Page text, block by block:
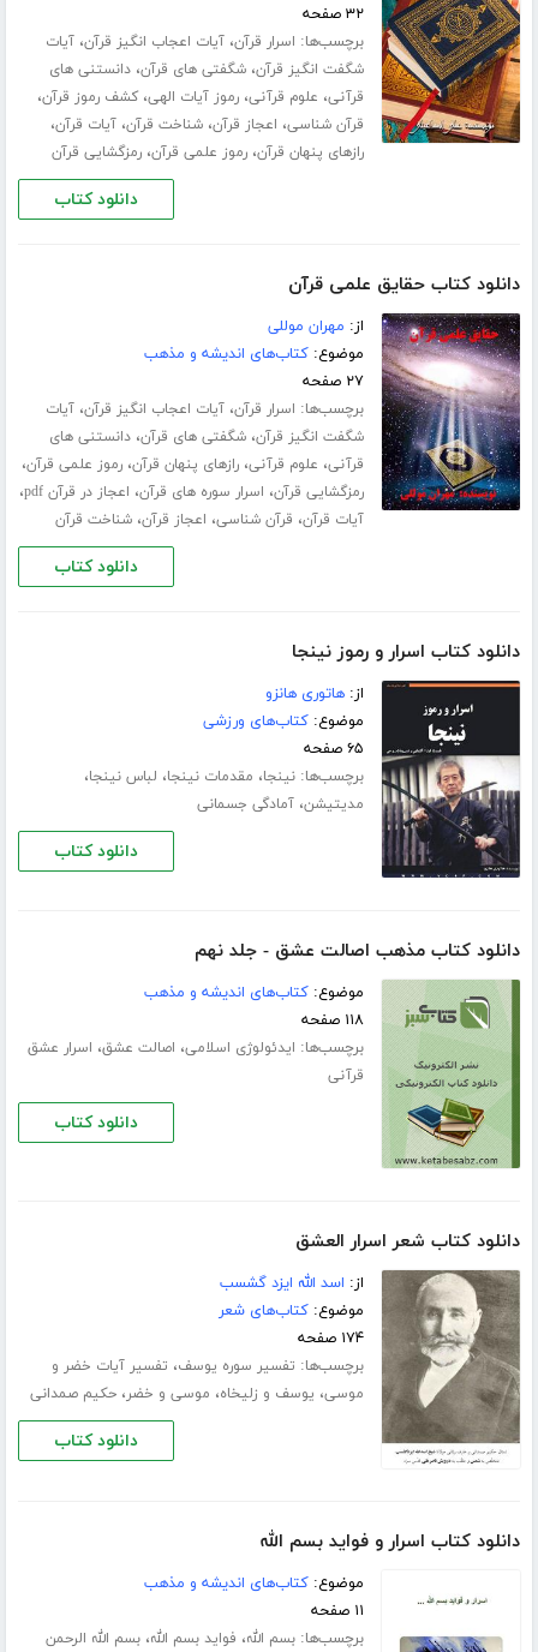
۳۲ صفحه
برچسب‌ها: اسرار قرآن،آیات اعجاب انگیز قرآن،آیات
شگفت انگیز قرآن،شگفتی های قرآن،دانستنی های
قرآنی، علوم قرآنی،رموز آیات الهی،کشف رموز قرآن،
قرآن شناسی، اعجاز قرآن،شناخت قرآن،آیات قرآن،
رازهای پنهان قرآن،رموز علمی قرآن،رمزگشایی قرآن
دانلود کتاب
دانلود کتاب حقایق علمی قرآن
از: مهران موللی
موضوع:کتاب‌های اندیشه و مذهب
۲۷ صفحه
برچسب‌ها: اسرار قرآن،آیات اعجاب انگیز قرآن،آیات
شگفت انگیز قرآن،شگفتی های قرآن،دانستنی های
قرآنی، علوم قرآنی،رازهای پنهان قرآن،رموز علمی قرآن،
رمزگشایی قرآن، اسرار سوره های قرآن، اعجاز در قرآن pdf ،
آیات قرآن، قرآن شناسی، اعجاز قرآن،شناخت قرآن
دانلود کتاب
دانلود کتاب اسرار و رموز نینجا
از:هاتوری هانزو
موضوع:کتاب‌های ورزشی
۶۵ صفحه
برچسب‌ها:نینجا، مقدمات نینجا، لباس نینجا،
مدیتیشن،آمادگی جسمانی
دانلود کتاب
دانلود کتاب مذهب اصالت عشق - جلد نهم
موضوع:کتاب‌های اندیشه و مذهب
۱۱۸ صفحه
برچسب‌ها: ایدئولوژی اسلامی، اصالت عشق، اسرار عشق
قرآنی
دانلود کتاب
دانلود کتاب شعر اسرار العشق
از: اسد الله ایزد گشسب
موضوع:کتاب‌های شعر
۱۷۴ صفحه
برچسب‌ها: تفسیر سوره یوسف، تفسیر آیات خضر و
موسی، یوسف و زلیخاه، موسی و خضر،حکیم صمدانی
دانلود کتاب
دانلود کتاب اسرار و فواید بسم الله
موضوع:کتاب‌های اندیشه و مذهب
۱۱ صفحه
برچسب‌ها:بسم الله، فواید بسم الله،بسم الله الرحمن